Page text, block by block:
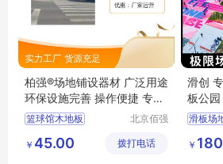
柏强®场地铺设器材 广泛用途
环保设施完善 操作便捷 专业
靠谱
篮球馆木地板
体育馆木地板
北京佰强
设施工程
￥ 45.00 拨打电话
滑创
板公园
计建造
滑板场
运动装
￥